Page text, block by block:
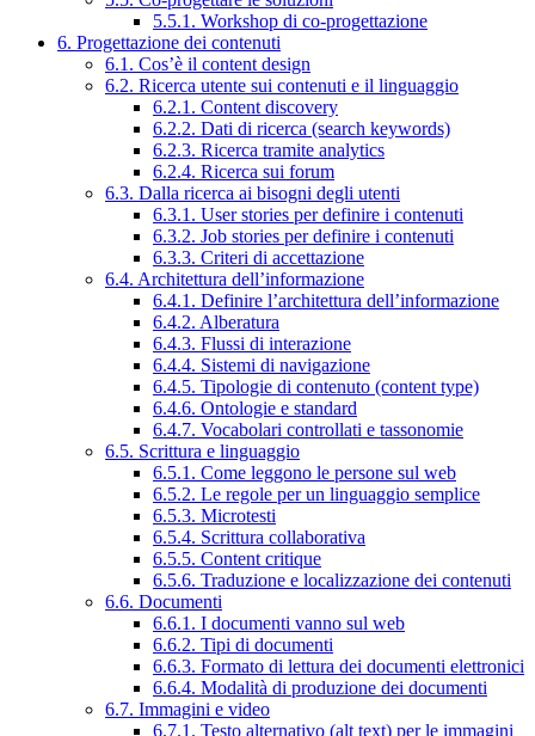
5.5.1. Workshop di co-progettazione
6. Progettazione dei contenuti
6.1. Cos’è il content design
6.2. Ricerca utente sui contenuti e il linguaggio
6.2.1. Content discovery
6.2.2. Dati di ricerca (search keywords)
6.2.3. Ricerca tramite analytics
6.2.4. Ricerca sui forum
6.3. Dalla ricerca ai bisogni degli utenti
6.3.1. User stories per definire i contenuti
6.3.2. Job stories per definire i contenuti
6.3.3. Criteri di accettazione
6.4. Architettura dell’informazione
6.4.1. Definire l’architettura dell’informazione
6.4.2. Alberatura
6.4.3. Flussi di interazione
6.4.4. Sistemi di navigazione
6.4.5. Tipologie di contenuto (content type)
6.4.6. Ontologie e standard
6.4.7. Vocabolari controllati e tassonomie
6.5. Scrittura e linguaggio
6.5.1. Come leggono le persone sul web
6.5.2. Le regole per un linguaggio semplice
6.5.3. Microtesti
6.5.4. Scrittura collaborativa
6.5.5. Content critique
6.5.6. Traduzione e localizzazione dei contenuti
6.6. Documenti
6.6.1. I documenti vanno sul web
6.6.2. Tipi di documenti
6.6.3. Formato di lettura dei documenti elettronici
6.6.4. Modalità di produzione dei documenti
6.7. Immagini e video
6.7.1. Testo alternativo (alt text) per le immagini